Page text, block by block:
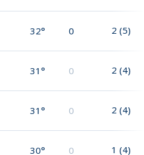
32° 0 2 (5)
31° 0 2 (4)
31° 0 2 (4)
30° 0 1 (4)